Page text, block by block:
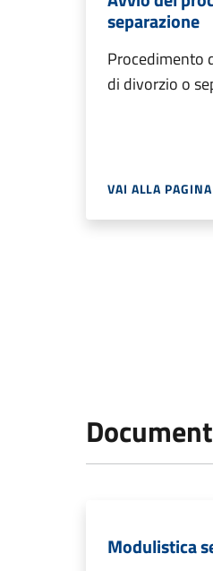
separazione
Procedimento
di divorzio o
VAI ALLA PAGINA
Modulistica